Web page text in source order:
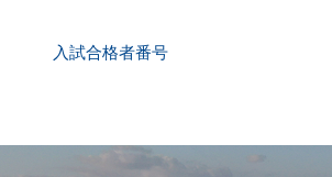
入試合格者番号